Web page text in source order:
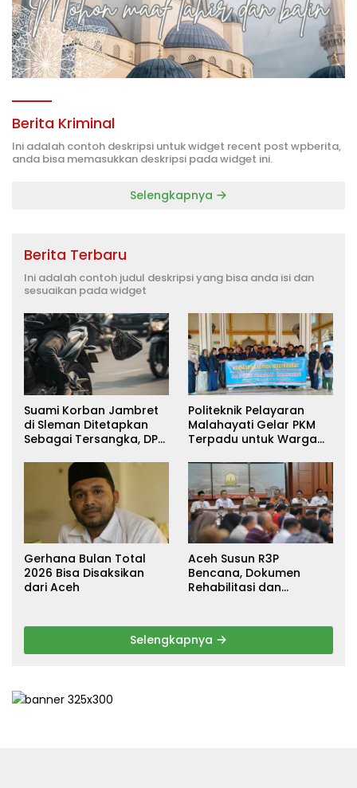
Berita Kriminal
Ini adalah contoh deskripsi untuk widget recent post wpberita,
anda bisa memasukkan deskripsi pada widget ini.
Selengkapnya
Berita Terbaru
Ini adalah contoh judul deskripsi yang bisa anda isi dan
sesuaikan pada widget
Suami Korban Jambret
di Sleman Ditetapkan
Sebagai Tersangka, DPR
Keadilan
Politeknik Pelayaran
Malahayati Gelar PKM
Terpadu untuk Warga
Pidie Jaya
Gerhana Bulan Total
2026 Bisa Disaksikan
dari Aceh
Aceh Susun R3P
Bencana, Dokumen
Rehabilitasi dan
Selengkapnya